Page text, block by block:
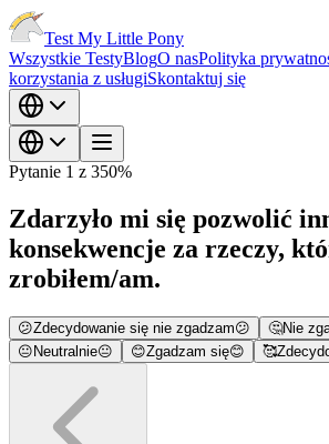
Test My Little Pony
Wszystkie TestyBlogO nasPolityka
korzystania z usługiSkontaktuj się
Pytanie 1 z 350%
Zdarzyło mi się pozwolić
konsekwencje za rzeczy,
zrobiłem/am.
😕Zdecydowanie się nie zgadzam😕 🤔Nie
😐 Neutralnie😐 😊Zgadzam się😊 🥰